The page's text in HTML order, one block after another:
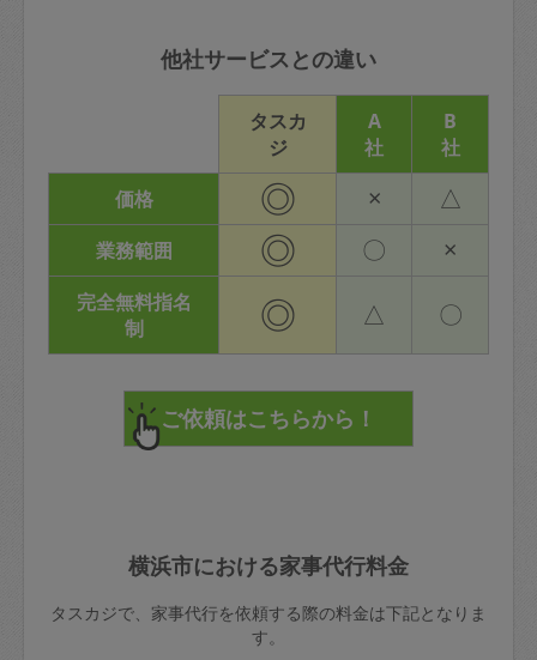
他社サービスとの違い
タスカ
ジ
A
社
B
社
価格
◎ × △
業務範囲 ◎ 〇 ×
完全無料指名
制
◎ △ 〇
横浜市における家事代行料金
タスカジで、家事代行を依頼する際の料金は下記となりま
す。